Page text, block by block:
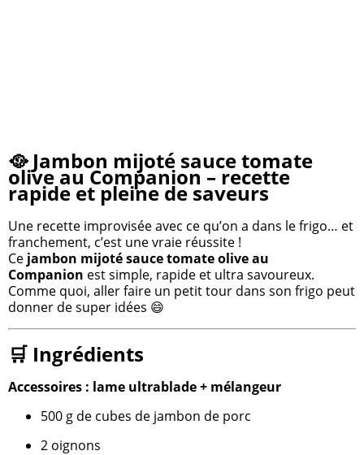
🥘 Jambon mijoté sauce tomate
olive au Companion – recette
rapide et pleine de saveurs
Une recette improvisée avec ce qu’on a dans le frigo… et
franchement, c’est une vraie réussite !
Ce jambon mijoté sauce tomate olive au
Companion est simple, rapide et ultra savoureux.
Comme quoi, aller faire un petit tour dans son frigo peut
donner de super idées 😄
🛒 Ingrédients
Accessoires : lame ultrablade + mélangeur
500 g de cubes de jambon de porc
2 oignons